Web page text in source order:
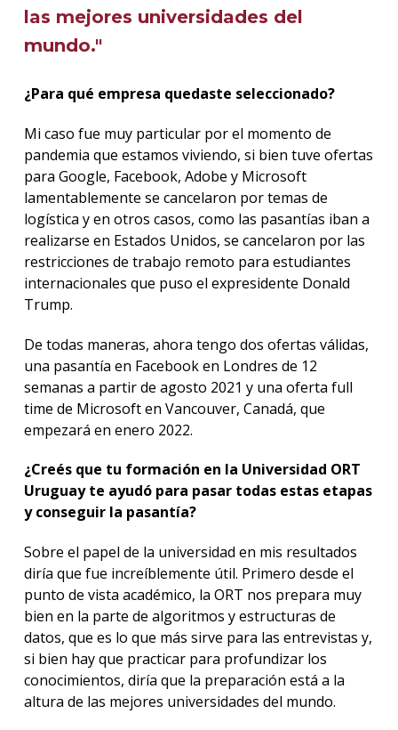
las mejores universidades del
mundo."
¿Para qué empresa quedaste seleccionado?
Mi caso fue muy particular por el momento de
pandemia que estamos viviendo, si bien tuve ofertas
para Google, Facebook, Adobe y Microsoft
lamentablemente se cancelaron por temas de
logística y en otros casos, como las pasantías iban a
realizarse en Estados Unidos, se cancelaron por las
restricciones de trabajo remoto para estudiantes
internacionales que puso el expresidente Donald
Trump.
De todas maneras, ahora tengo dos ofertas válidas,
una pasantía en Facebook en Londres de 12
semanas a partir de agosto 2021 y una oferta full
time de Microsoft en Vancouver, Canadá, que
empezará en enero 2022.
¿Creés que tu formación en la Universidad ORT
Uruguay te ayudó para pasar todas estas etapas
y conseguir la pasantía?
Sobre el papel de la universidad en mis resultados
diría que fue increíblemente útil. Primero desde el
punto de vista académico, la ORT nos prepara muy
bien en la parte de algoritmos y estructuras de
datos, que es lo que más sirve para las entrevistas y,
si bien hay que practicar para profundizar los
conocimientos, diría que la preparación está a la
altura de las mejores universidades del mundo.